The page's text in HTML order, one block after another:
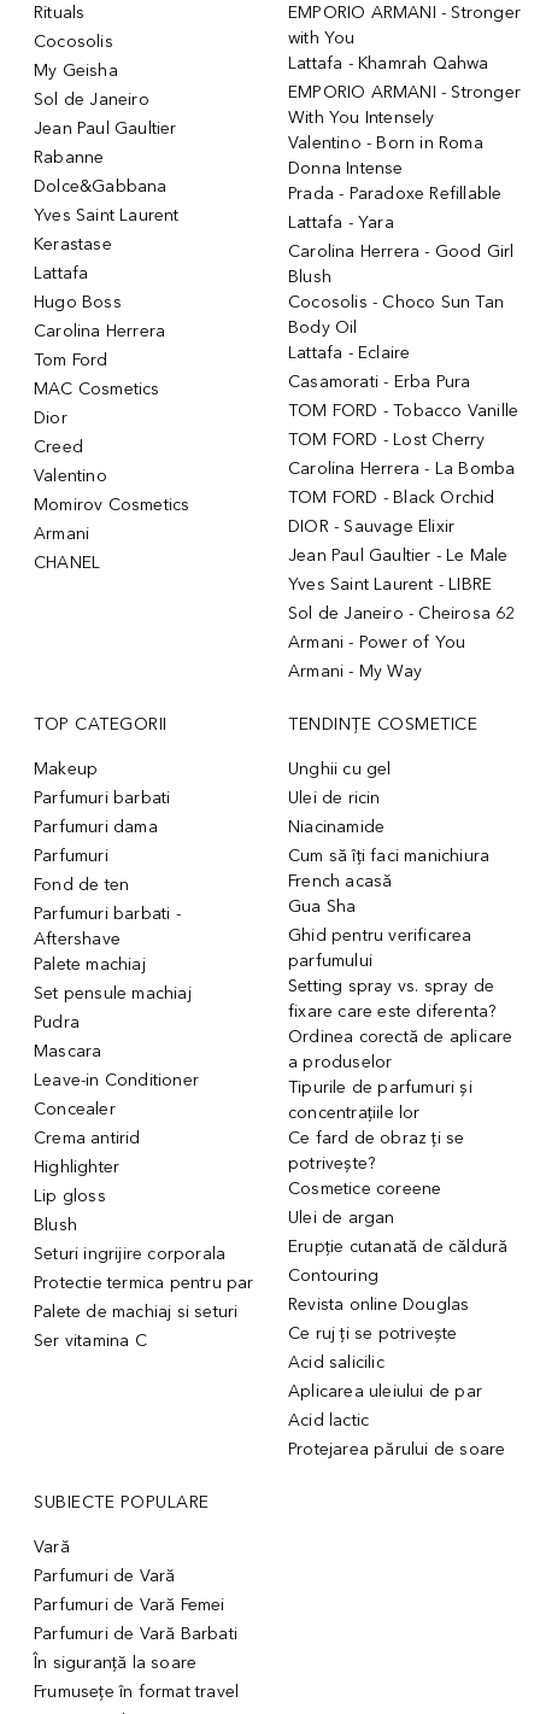
Rituals
Cocosolis
My Geisha
Sol de Janeiro
Jean Paul Gaultier
Rabanne
Dolce&Gabbana
Yves Saint Laurent
Kerastase
Lattafa
Hugo Boss
Carolina Herrera
Tom Ford
MAC Cosmetics
Dior
Creed
Valentino
Momirov Cosmetics
Armani
CHANEL
EMPORIO ARMANI - Stronger
with You
Lattafa - Khamrah Qahwa
EMPORIO ARMANI - Stronger
With You Intensely
Valentino - Born in Roma
Donna Intense
Prada - Paradoxe Refillable
Lattafa - Yara
Carolina Herrera - Good Girl
Blush
Cocosolis - Choco Sun Tan
Body Oil
Lattafa - Eclaire
Casamorati - Erba Pura
TOM FORD - Tobacco Vanille
TOM FORD - Lost Cherry
Carolina Herrera - La Bomba
TOM FORD - Black Orchid
DIOR - Sauvage Elixir
Jean Paul Gaultier - Le Male
Yves Saint Laurent - LIBRE
Sol de Janeiro - Cheirosa 62
Armani - Power of You
Armani - My Way
TOP CATEGORII
Makeup
Parfumuri barbati
Parfumuri dama
Parfumuri
Fond de ten
Parfumuri barbati -
Aftershave
Palete machiaj
Set pensule machiaj
Pudra
Mascara
Leave-in Conditioner
Concealer
Crema antirid
Highlighter
Lip gloss
Blush
Seturi ingrijire corporala
Protectie termica pentru par
Palete de machiaj si seturi
Ser vitamina C
TENDINȚE COSMETICE
Unghii cu gel
Ulei de ricin
Niacinamide
Cum să îți faci manichiura
French acasă
Gua Sha
Ghid pentru verificarea
parfumului
Setting spray vs. spray de
fixare care este diferenta?
Ordinea corectă de aplicare
a produselor
Tipurile de parfumuri și
concentrațiile lor
Ce fard de obraz ți se
potrivește?
Cosmetice coreene
Ulei de argan
Erupție cutanată de căldură
Contouring
Revista online Douglas
Ce ruj ți se potrivește
Acid salicilic
Aplicarea uleiului de par
Acid lactic
Protejarea părului de soare
SUBIECTE POPULARE
Vară
Parfumuri de Vară
Parfumuri de Vară Femei
Parfumuri de Vară Barbati
În siguranță la soare
Frumusețe în format travel